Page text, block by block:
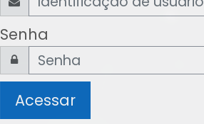
Senha
Acessar